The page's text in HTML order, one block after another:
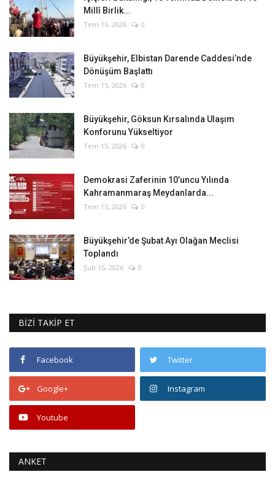
Millî Birlik...
Tem 15, 2026 0
Büyükşehir, Elbistan Darende Caddesi’nde
Dönüşüm Başlattı
Tem 15, 2026 0
Büyükşehir, Göksun Kırsalında Ulaşım
Konforunu Yükseltiyor
Tem 15, 2026 0
Demokrasi Zaferinin 10’uncu Yılında
Kahramanmaraş Meydanlarda...
Tem 15, 2026 0
Büyükşehir’de Şubat Ayı Olağan Meclisi
Toplandı
Şub 15, 2026 0
BİZİ TAKİP ET
Facebook Twitter
Google+ Instagram
Youtube
ANKET